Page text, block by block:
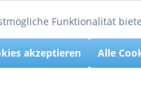
Funktionalität
akzeptieren Alle